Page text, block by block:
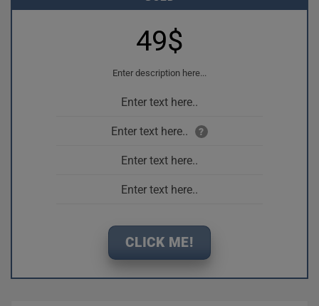
49$
Enter description here...
Enter text here..
Enter text here.. ?
Enter text here..
Enter text here..
CLICK ME!